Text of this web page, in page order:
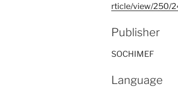
rticle/view/250/
Publisher
SOCHIMEF
Language